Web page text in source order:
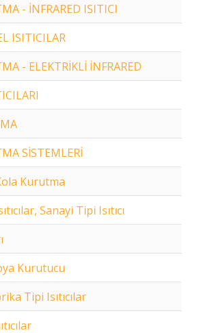
- İNFRARED ISITICI
ISITICILAR
- ELEKTRİKLİ İNFRARED
SİSTEMLERİ
Kurutma
Sanayi Tipi Isıtıcı
Kurutucu
Tipi Isıtıcılar